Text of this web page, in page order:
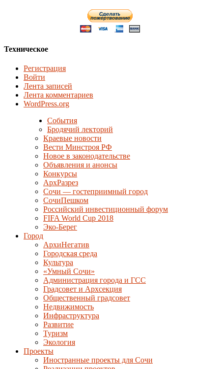
Техническое
Регистрация
Войти
Лента записей
Лента комментариев
WordPress.org
События
Бродячий лекторий
Краевые новости
Вести Минстроя РФ
Новое в законодательстве
Объявления и анонсы
Конкурсы
АрхРазрез
Сочи — гостеприимный город
СочиПешком
Российский инвестиционный форум
FIFA World Cup 2018
Эко-Берег
Город
АрхиНегатив
Городская среда
Культура
«Умный Сочи»
Администрация города и ГСС
Градсовет и Архсекция
Общественный градсовет
Недвижимость
Инфраструктура
Развитие
Туризм
Экология
Проекты
Иностранные проекты для Сочи